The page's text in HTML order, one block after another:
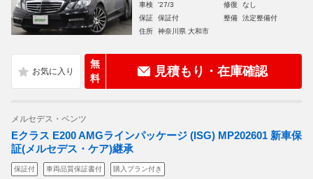
車検
'27/3 修復
なし
保証
保証付 整備
法定整備付
住所
神奈川県 大和市
無
料
見積もり・在庫確認
メルセデス・ベンツ
Eクラス E200 AMGラインパッケージ (ISG) MP202601 新車保
証(メルセデス・ケア)継承
保証付 車両品質保証書付 購入プラン付き